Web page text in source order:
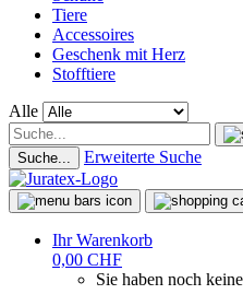
Tiere
Accessoires
Geschenk mit Herz
Stofftiere
Alle
Suche... Erweiterte Suche
Ihr Warenkorb
0,00 CHF
Sie haben noch